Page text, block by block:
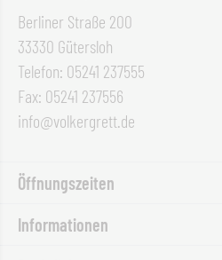
Berliner Straße 200
33330 Gütersloh
Telefon: 05241 237555
Fax: 05241 237556
info@volkergrett.de
Öffnungszeiten
Informationen